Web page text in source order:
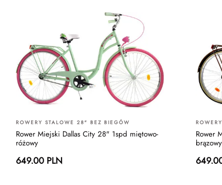
ROWERY STALOWE 28" BEZ BIEGÓW
Rower Miejski Dallas City 28" 1spd miętowo-
różowy
649.00 PLN
Rower
brązowy